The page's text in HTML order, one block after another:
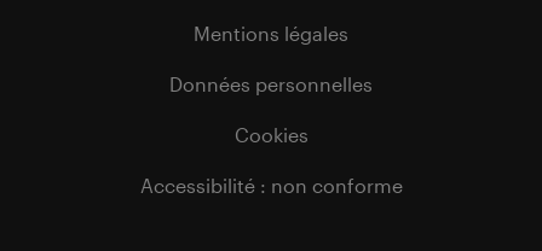
Mentions légales
Données personnelles
Cookies
Accessibilité : non conforme